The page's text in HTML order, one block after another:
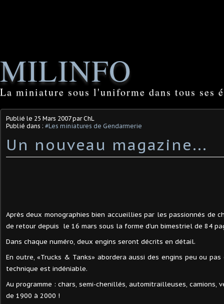
MILINFO
La miniature sous l'uniforme dans tous ses
Publié le 25 Mars 2007par ChL
Publié dans : #Les miniatures de Gendarmerie
Un nouveau magazine...
Après deux monographies bien accueillies par les passionnés de
de retour depuis le 16 mars sous la forme d’un bimestriel de 84
Dans chaque numéro, deux engins seront décrits en détail.
En outre, «Trucks & Tanks» abordera aussi des engins peu ou
technique est indéniable.
Au programme : chars, semi-chenillés, automitrailleuses, camions,
de 1900 à 2000 !